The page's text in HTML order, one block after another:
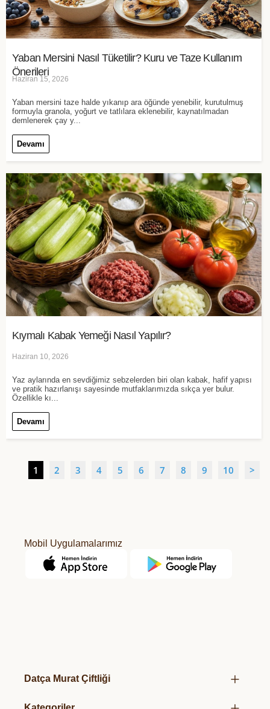
Yaban Mersini Nasıl Tüketilir? Kuru ve Taze Kullanım
Önerileri
Haziran 15, 2026
Yaban mersini taze halde yıkanıp ara öğünde yenebilir, kurutulmuş
formuyla granola, yoğurt ve tatlılara eklenebilir, kaynatılmadan
demlenerek çay y...
Devamı
Kıymalı Kabak Yemeği Nasıl Yapılır?
Haziran 10, 2026
Yaz aylarında en sevdiğimiz sebzelerden biri olan kabak, hafif yapısı
ve pratik hazırlanışı sayesinde mutfaklarımızda sıkça yer bulur.
Özellikle kı...
Devamı
1 2 3 4 5 6 7 8 9 10 >
Mobil Uygulamalarımız
Datça Murat Çiftliği